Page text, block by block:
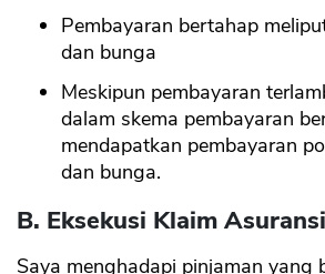
Pembayaran bertahap
dan bunga
Meskipun pembayaran
dalam skema pembayaran
mendapatkan pembayaran
dan bunga.
B. Eksekusi Klaim
Saya menghadapi pinjaman yang